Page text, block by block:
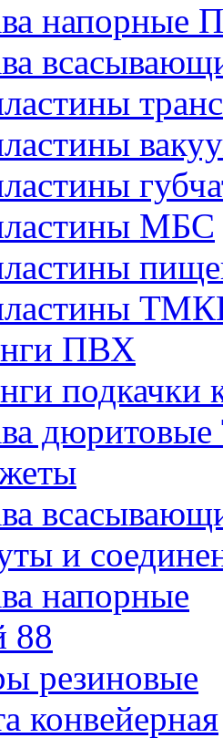
напорные П
МБС
ПВХ
подкачки
и
напорные
88
резиновые
конвейерная